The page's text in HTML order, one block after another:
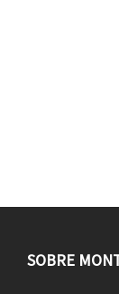
SOBRE